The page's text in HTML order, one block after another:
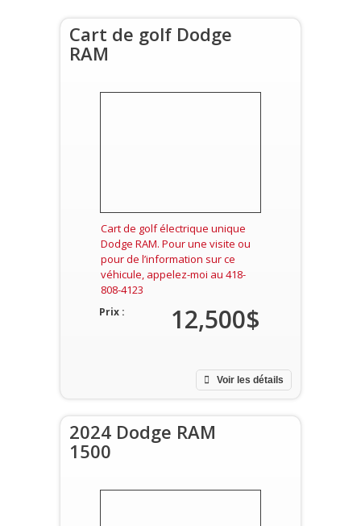
Cart de golf Dodge
RAM
Cart de golf électrique unique
Dodge RAM. Pour une visite ou
pour de l’information sur ce
véhicule, appelez-moi au 418-
808-4123
Voir les détails
Prix : 12,500$
2024 Dodge RAM
1500